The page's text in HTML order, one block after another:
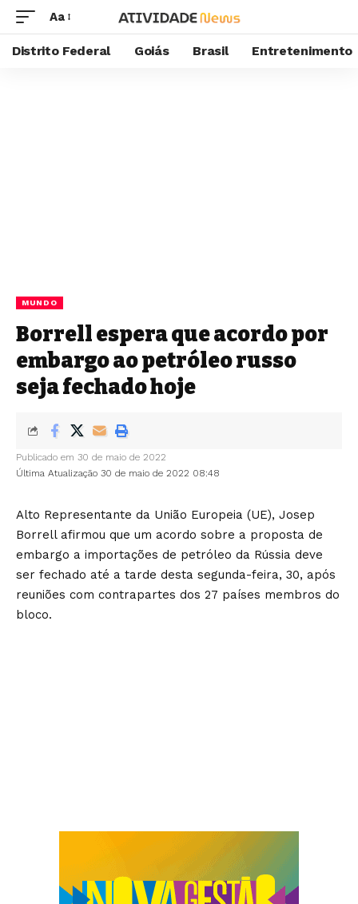
Aa
Distrito Federal Goiás Brasil Entretenimento
MUNDO
Borrell espera que acordo por
embargo ao petróleo russo
seja fechado hoje
Última Atualização 30 de maio de 2022 08:48
Publicado em 30 de maio de 2022
Alto Representante da União Europeia (UE), Josep
Borrell afirmou que um acordo sobre a proposta de
embargo a importações de petróleo da Rússia deve
ser fechado até a tarde desta segunda-feira, 30, após
reuniões com contrapartes dos 27 países membros do
bloco.